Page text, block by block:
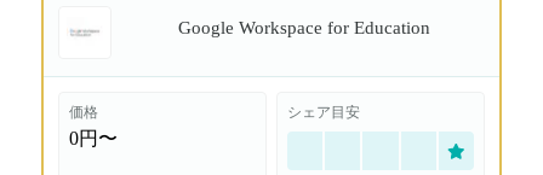
Google Workspace for Education
価格
0円〜
シェア目安